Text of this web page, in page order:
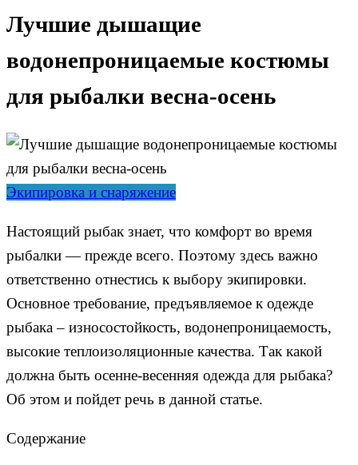
Лучшие дышащие
водонепроницаемые костюмы
для рыбалки весна-осень
Экипировка и снаряжение
Настоящий рыбак знает, что комфорт во время
рыбалки — прежде всего. Поэтому здесь важно
ответственно отнестись к выбору экипировки.
Основное требование, предъявляемое к одежде
рыбака – износостойкость, водонепроницаемость,
высокие теплоизоляционные качества. Так какой
должна быть осенне-весенняя одежда для рыбака?
Об этом и пойдет речь в данной статье.
Содержание